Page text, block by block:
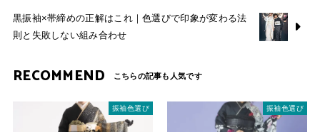
黒振袖×帯締めの正解はこれ｜色選びで印象が変わる法
則と失敗しない組み合わせ
RECOMMEND
振袖色選び 振袖色選び